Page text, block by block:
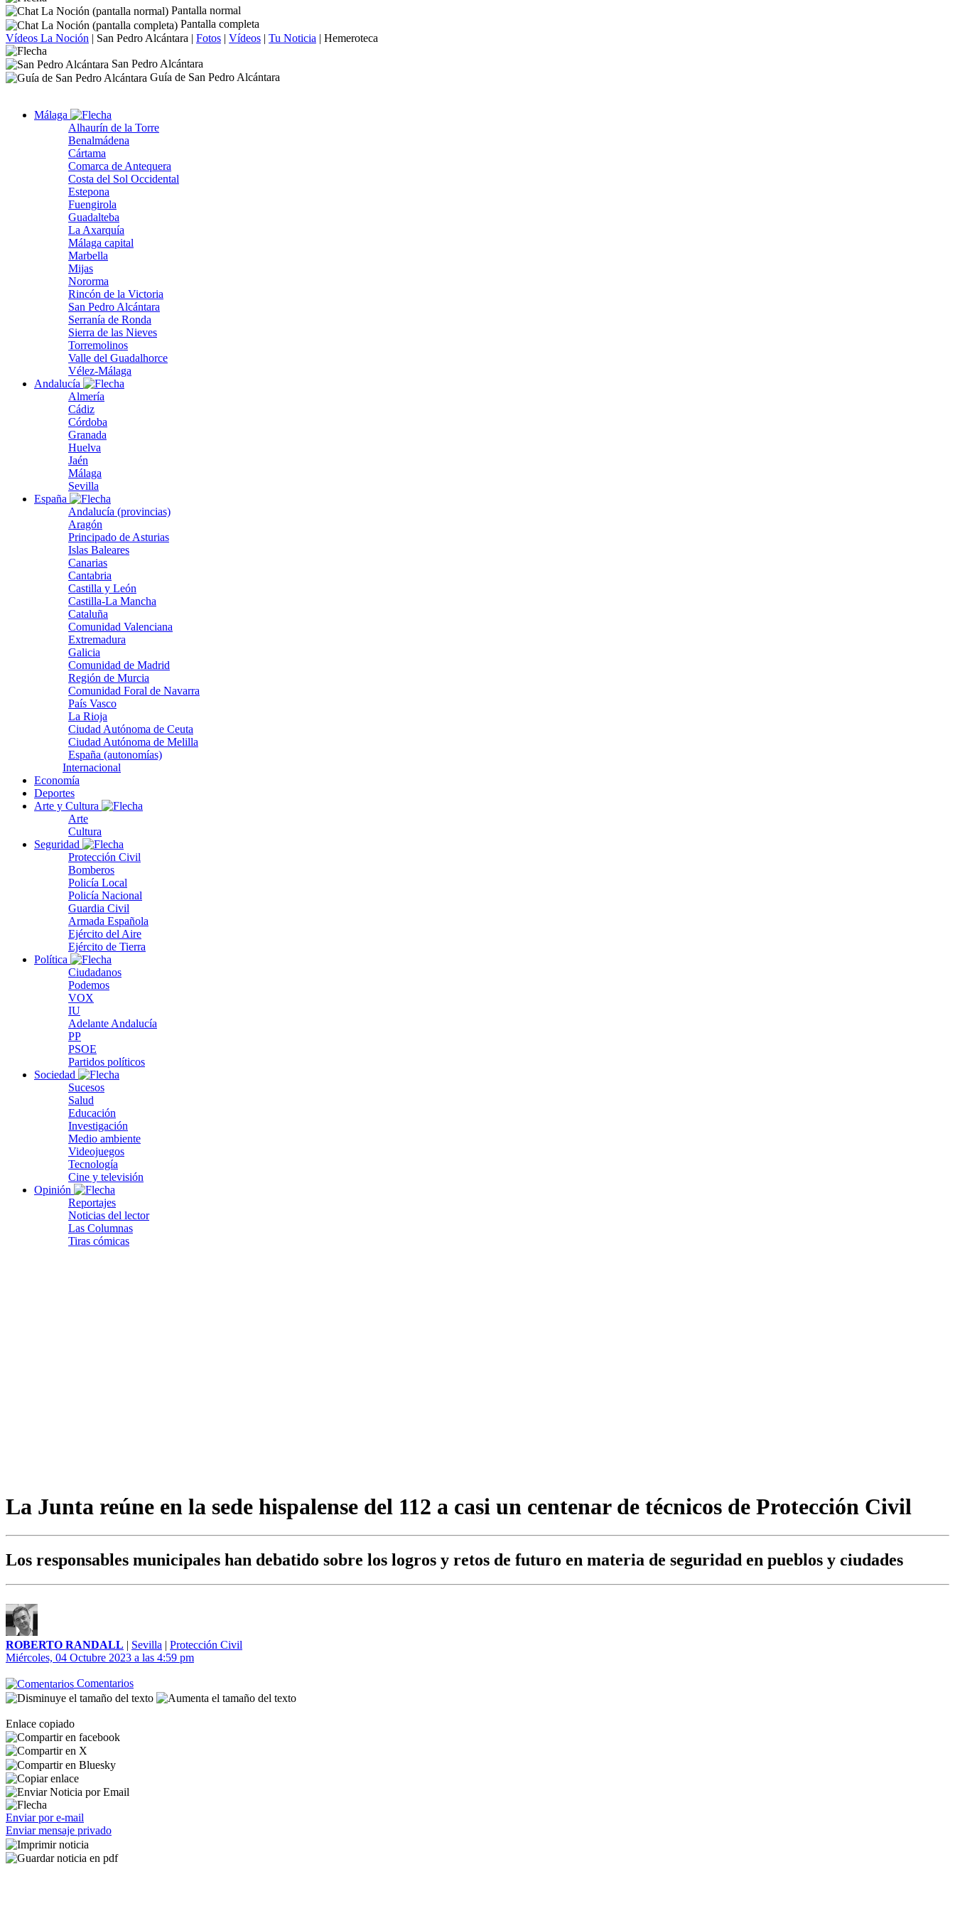
Pantalla normal
Pantalla completa
Vídeos La Noción | San Pedro Alcántara | Fotos | Vídeos | Tu Noticia | Hemeroteca
San Pedro Alcántara
Guía de San Pedro Alcántara
Málaga
Alhaurín de la Torre
Benalmádena
Cártama
Comarca de Antequera
Costa del Sol Occidental
Estepona
Fuengirola
Guadalteba
La Axarquía
Málaga capital
Marbella
Mijas
Nororma
Rincón de la Victoria
San Pedro Alcántara
Serranía de Ronda
Sierra de las Nieves
Torremolinos
Valle del Guadalhorce
Vélez-Málaga
Andalucía
Almería
Cádiz
Córdoba
Granada
Huelva
Jaén
Málaga
Sevilla
España
Andalucía (provincias)
Aragón
Principado de Asturias
Islas Baleares
Canarias
Cantabria
Castilla y León
Castilla-La Mancha
Cataluña
Comunidad Valenciana
Extremadura
Galicia
Comunidad de Madrid
Región de Murcia
Comunidad Foral de Navarra
País Vasco
La Rioja
Ciudad Autónoma de Ceuta
Ciudad Autónoma de Melilla
España (autonomías)
Internacional
Economía
Deportes
Arte y Cultura
Arte
Cultura
Seguridad
Protección Civil
Bomberos
Policía Local
Policía Nacional
Guardia Civil
Armada Española
Ejército del Aire
Ejército de Tierra
Política
Ciudadanos
Podemos
VOX
IU
Adelante Andalucía
PP
PSOE
Partidos políticos
Sociedad
Sucesos
Salud
Educación
Investigación
Medio ambiente
Videojuegos
Tecnología
Cine y televisión
Opinión
Reportajes
Noticias del lector
Las Columnas
Tiras cómicas
La Junta reúne en la sede hispalense del 112 a casi un centenar de técnicos de Protección Civil
Los responsables municipales han debatido sobre los logros y retos de futuro en materia de seguridad en pueblos y ciudades
ROBERTO RANDALL | Sevilla | Protección Civil
Miércoles, 04 Octubre 2023 a las 4:59 pm
Comentarios
Enlace copiado
Enviar por e-mail
Enviar mensaje privado